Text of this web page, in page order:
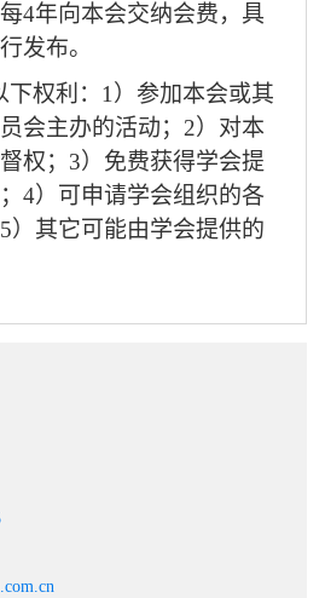
4年向本会交纳会费，具
发布。
下权利：1）参加本会或其
会主办的活动；2）对本
权；3）免费获得学会提
4）可申请学会组织的各
）其它可能由学会提供的